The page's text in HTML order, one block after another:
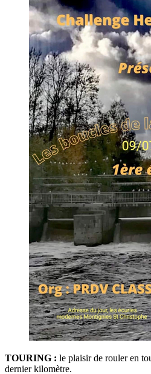
TOURING : le plaisir de rouler en
dernier kilomètre.